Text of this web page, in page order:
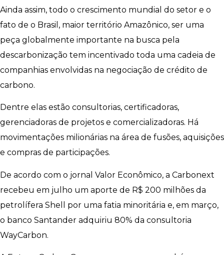
Ainda assim, todo o crescimento mundial do setor e o
fato de o Brasil, maior território Amazônico, ser uma
peça globalmente importante na busca pela
descarbonização tem incentivado toda uma cadeia de
companhias envolvidas na negociação de crédito de
carbono.
Dentre elas estão consultorias, certificadoras,
gerenciadoras de projetos e comercializadoras. Há
movimentações milionárias na área de fusões, aquisições
e compras de participações.
De acordo com o jornal Valor Econômico, a Carbonext
recebeu em julho um aporte de R$ 200 milhões da
petrolífera Shell por uma fatia minoritária e, em março,
o banco Santander adquiriu 80% da consultoria
WayCarbon.